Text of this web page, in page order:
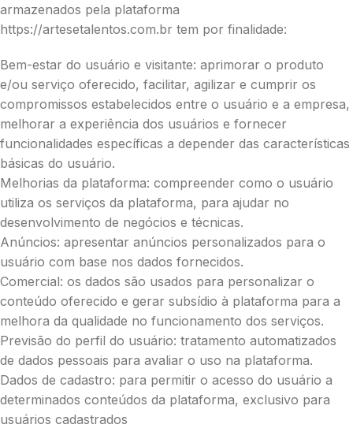
armazenados pela plataforma
https://artesetalentos.com.br tem por finalidade:
Bem-estar do usuário e visitante: aprimorar o produto
e/ou serviço oferecido, facilitar, agilizar e cumprir os
compromissos estabelecidos entre o usuário e a empresa,
melhorar a experiência dos usuários e fornecer
funcionalidades específicas a depender das características
básicas do usuário.
Melhorias da plataforma: compreender como o usuário
utiliza os serviços da plataforma, para ajudar no
desenvolvimento de negócios e técnicas.
Anúncios: apresentar anúncios personalizados para o
usuário com base nos dados fornecidos.
Comercial: os dados são usados para personalizar o
conteúdo oferecido e gerar subsídio à plataforma para a
melhora da qualidade no funcionamento dos serviços.
Previsão do perfil do usuário: tratamento automatizados
de dados pessoais para avaliar o uso na plataforma.
Dados de cadastro: para permitir o acesso do usuário a
determinados conteúdos da plataforma, exclusivo para
usuários cadastrados